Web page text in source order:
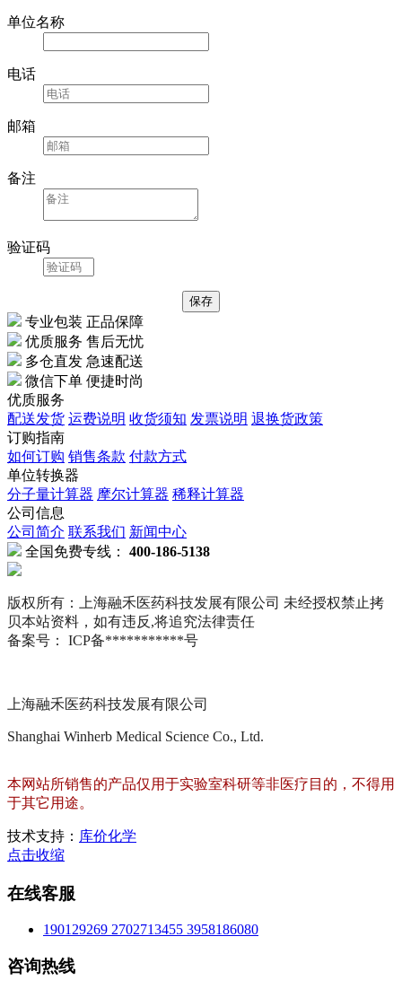
单位名称
电话
邮箱
备注
验证码
专业包装 正品保障
优质服务 售后无忧
多仓直发 急速配送
微信下单 便捷时尚
优质服务
配送发货 运费说明 收货须知 发票说明 退换货政策
订购指南
如何订购 销售条款 付款方式
单位转换器
分子量计算器 摩尔计算器 稀释计算器
公司信息
公司简介 联系我们 新闻中心
全国免费专线： 400-186-5138
版权所有：上海融禾医药科技发展有限公司 未经授权禁止拷
贝本站资料，如有违反,将追究法律责任
备案号： ICP备***********号
上海融禾医药科技发展有限公司
Shanghai Winherb Medical Science Co., Ltd.
本网站所销售的产品仅用于实验室科研等非医疗目的，不得用
于其它用途。
技术支持： 库价化学
点击收缩
在线客服
19012926927027134553958186080
咨询热线